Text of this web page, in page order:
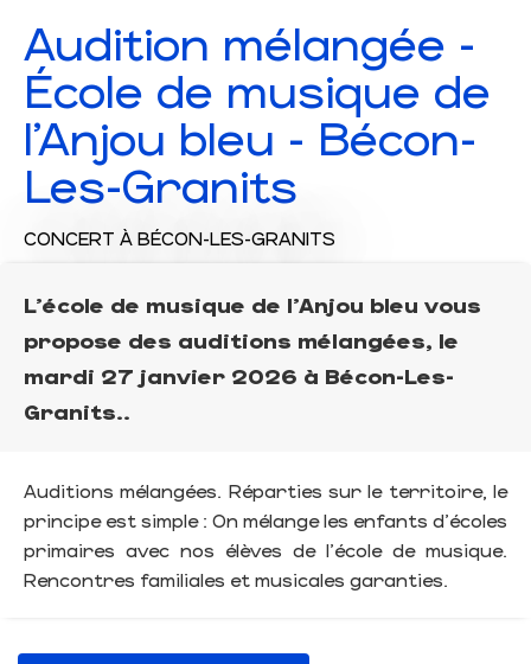
Audition mélangée -
École de musique de
l'Anjou bleu - Bécon-
Les-Granits
CONCERT À BÉCON-LES-GRANITS
L'école de musique de l'Anjou bleu vous
propose des auditions mélangées, le
mardi 27 janvier 2026 à Bécon-Les-
Granits..
Auditions mélangées. Réparties sur le territoire, le
principe est simple : On mélange les enfants d'écoles
primaires avec nos élèves de l'école de musique.
Rencontres familiales et musicales garanties.